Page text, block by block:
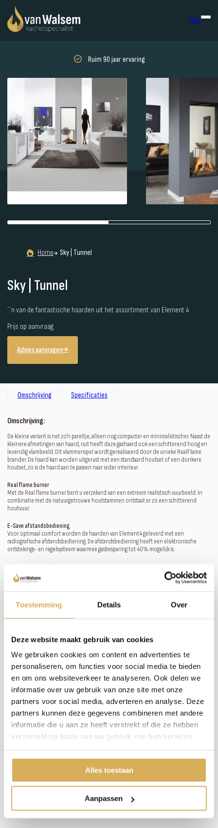
Toestemming Details Over
Deze website maakt gebruik van cookies
We gebruiken cookies om content en advertenties te
personaliseren, om functies voor social media te bieden
en om ons websiteverkeer te analyseren. Ook delen we
informatie over uw gebruik van onze site met onze
partners voor social media, adverteren en analyse. Deze
partners kunnen deze gegevens combineren met andere
informatie die u aan ze heeft verstrekt of die ze hebben
verzameld op basis van uw gebruik van hun services.
Alles toestaan
Aanpassen
Ruim 90 jaar ervaring
Home Sky | Tunnel
Sky | Tunnel
ˆ¨n van de fantastische haarden uit het assortiment van Element 4
Prijs op aanvraag
Advies aanvragen
Omschrijving Specificaties
Omschrijving:
De kleine variant is net zo'n pareltje, alleen nog compacter en minimalistischer. Naast de
kleinere afmetingen van haard, ruit heeft deze gashaard ook een schitterend hoog en
levendig vlambeeld. Dit vlammenspel wordt gerealiseerd door de unieke RealFlame
brander. De haard kan worden uitgerust met een standaard houtset of een donkere
houtset, zo is de haard aan te passen naar ieder interieur.
Real flame burner
Met de Real flame burner bent u verzekerd van een extreem realistisch vuurbeeld. In
combinatie met de natuurgetrouwe houtstammen ontstaat er zo een schitterend
houtvuur.
E-Save afstandsbediening
Voor optimaal comfort worden de haarden van Element4 geleverd met een
radiografische afstandsbediening. De afstandsbediening heeft een elektronische
ontstekings- en regelsysteem waarmee gasbesparing tot 40% mogelijk is.
Element4 ProControl
De Element4 ProControl set maakt het mogelijk één of meerdere haarden te bedienen
met uw smartphone of tablet. Met de app kunt u de haard bedienen zoals met de
ProControl is geschikt voor alle smartphones (iOS of Android) en tablets (iOS en
Meer weten over onze haarden?
Neem contact op
Specificaties:
Rendement
> 75 %
Rookgas afvoerdiameter
130/200 mm
Brandstof
Gas
Doorkijk
Maximaal vermogen
13 kW